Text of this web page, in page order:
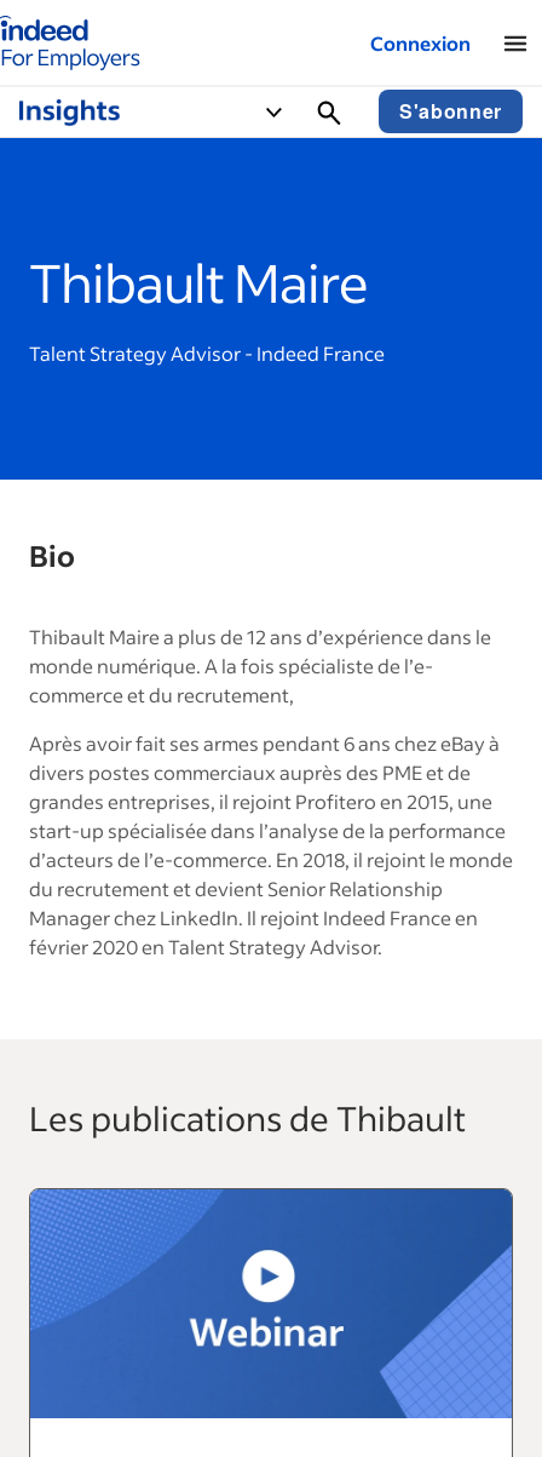
Indeed - Entreprises
Connexion
S'abonner
Thibault Maire
Talent Strategy Advisor - Indeed France
Bio
Thibault Maire a plus de 12 ans d’expérience dans le
monde numérique. A la fois spécialiste de l’e-
commerce et du recrutement,
Après avoir fait ses armes pendant 6 ans chez eBay à
divers postes commerciaux auprès des PME et de
grandes entreprises, il rejoint Profitero en 2015, une
start-up spécialisée dans l’analyse de la performance
d’acteurs de l’e-commerce. En 2018, il rejoint le monde
du recrutement et devient Senior Relationship
Manager chez LinkedIn. Il rejoint Indeed France en
février 2020 en Talent Strategy Advisor.
Les publications de Thibault